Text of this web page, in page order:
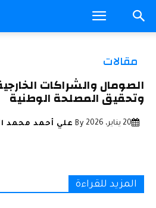
مقالات
الصومال والشراكات
وتحقيق المصلحة الوطنية
20 يناير، 2026 By علي أحمد محمد
المزيد للقراءة